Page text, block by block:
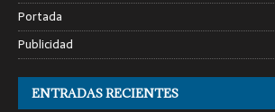
Portada
Publicidad
ENTRADAS RECIENTES